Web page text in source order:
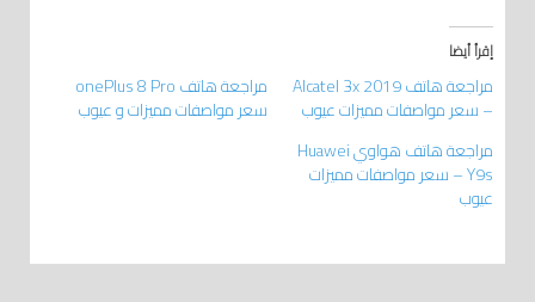
إقرأ أيضا
مراجعة هاتف Alcatel 3x 2019
– سعر مواصفات مميزات عيوب
مراجعة هاتف onePlus 8 Pro
سعر مواصفات مميزات و عيوب
مراجعة هاتف هواوي Huawei
Y9s – سعر مواصفات مميزات
عيوب